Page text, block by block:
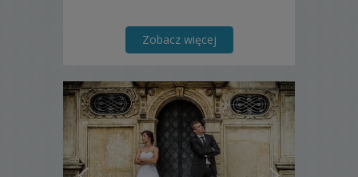
Zobacz więcej